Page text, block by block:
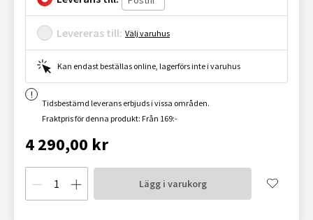
Levereras till: Välj varuhus
Kan endast beställas online, lagerförs inte i varuhus
Tidsbestämd leverans erbjuds i vissa områden.
Fraktpris för denna produkt: Från 169:-
4 290,00 kr
Lägg i varukorg